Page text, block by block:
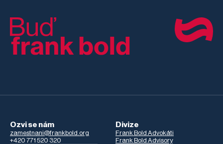
Ozvi se nám
zamestnani@frankbold.org
+420 771 520 320
Divize
Frank Bold Advokáti
Frank Bold Advisory